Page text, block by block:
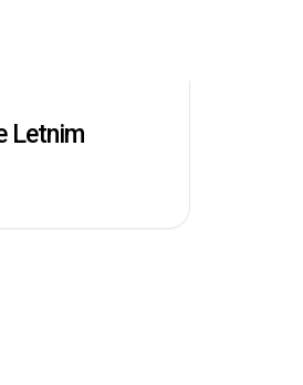
Letnim